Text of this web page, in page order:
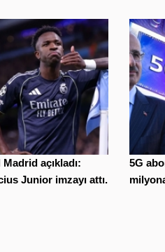
Madrid açıkladı:
Junior imzayı attı...
5G